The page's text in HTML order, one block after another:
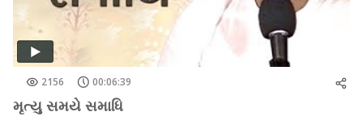
2156 00:06:39
મૃત્યુ સમયે સમાધિ